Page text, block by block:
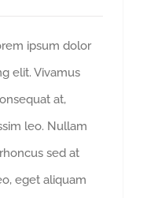
ipsum dolor
elit. Vivamus
at,
leo. Nullam
sed at
eget aliquam